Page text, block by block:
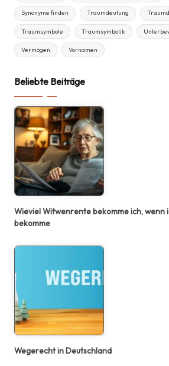
Synonyme finden Traumdeutung
Traumsymbole Traumsymbolik
Vermögen Vornamen
Beliebte Beiträge
Wieviel Witwenrente bekomme ich, wenn
bekomme
Wegerecht in Deutschland